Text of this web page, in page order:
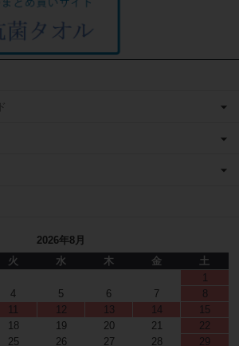
2026年8月
火 水 木 金
土
1
4 5 6 7
8
11 12 13 14
15
18 19 20 21
22
25 26 27 28 29